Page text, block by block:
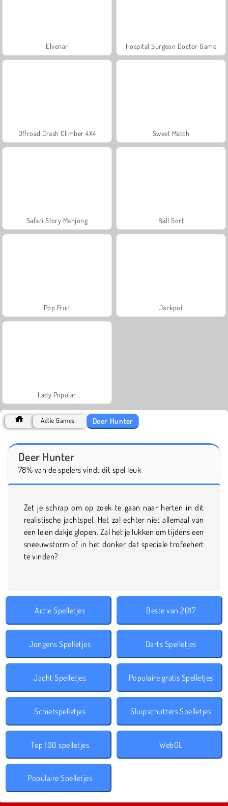
Elvenar Hospital Surgeon Doctor Game
Offroad Crash Climber 4X4 Sweet Match
Safari Story Mahjong Ball Sort
Pop Fruit Jackpot
Lady Popular
Actie Games Deer Hunter
Deer Hunter
78% van de spelers vindt dit spel leuk
Zet je schrap om op zoek te gaan naar herten in dit
realistische jachtspel. Het zal echter niet allemaal van
een leien dakje glopen. Zal het je lukken om tijdens een
sneeuwstorm of in het donker dat speciale trofeehert
te vinden?
Actie Spelletjes Beste van 2017
Jongens Spelletjes Darts Spelletjes
Jacht Spelletjes Populaire gratis Spelletjes
Schietspelletjes Sluipschutters Spelletjes
Top 100 spelletjes WebGL
Populaire Spelletjes